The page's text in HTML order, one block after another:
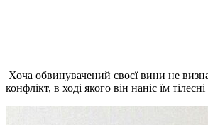
Хоча обвинувачений своєї вини не
конфлікт, в ході якого він наніс їм